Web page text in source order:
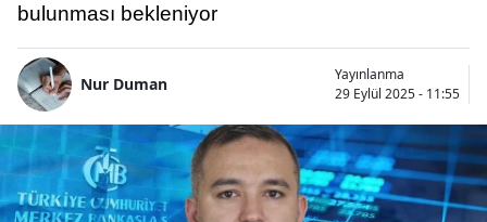
bulunması bekleniyor
Nur Duman
Yayınlanma
29 Eylül 2025 - 11:55